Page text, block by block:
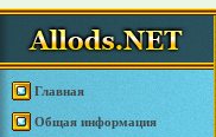
Главная
Общая информация